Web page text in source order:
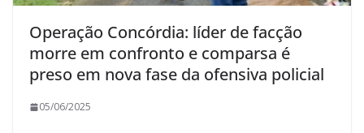
Operação Concórdia: líder de facção
morre em confronto e comparsa é
preso em nova fase da ofensiva policial
05/06/2025